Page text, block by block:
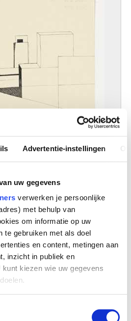
Advertentie-instellingen
uw gegevens
verwerken je persoonlijke
met behulp van
om informatie op uw
te gebruiken met als doel
en content, metingen aan
inzicht in publiek en
kiezen wie uw gegevens
over uw geografische